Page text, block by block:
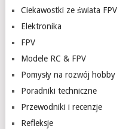
Ciekawostki ze świata FPV
Elektronika
FPV
Modele RC & FPV
Pomysły na rozwój hobby
Poradniki techniczne
Przewodniki i recenzje
Refleksje